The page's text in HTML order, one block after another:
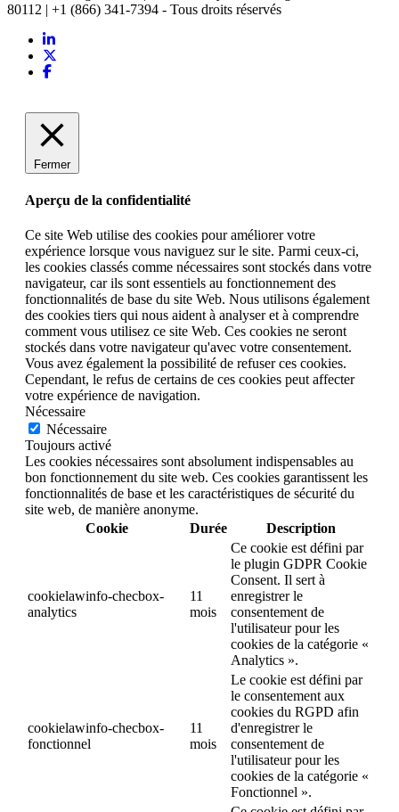
80112 | +1 (866) 341-7394 - Tous droits réservés
Fermer
Aperçu de la confidentialité
Ce site Web utilise des cookies pour améliorer votre
expérience lorsque vous naviguez sur le site. Parmi ceux-ci,
les cookies classés comme nécessaires sont stockés dans votre
navigateur, car ils sont essentiels au fonctionnement des
fonctionnalités de base du site Web. Nous utilisons également
des cookies tiers qui nous aident à analyser et à comprendre
comment vous utilisez ce site Web. Ces cookies ne seront
stockés dans votre navigateur qu'avec votre consentement.
Vous avez également la possibilité de refuser ces cookies.
Cependant, le refus de certains de ces cookies peut affecter
votre expérience de navigation.
Nécessaire
Nécessaire
Toujours activé
Les cookies nécessaires sont absolument indispensables au
bon fonctionnement du site web. Ces cookies garantissent les
fonctionnalités de base et les caractéristiques de sécurité du
site web, de manière anonyme.
Cookie
Durée Description
cookielawinfo-checbox-
analytics
11
mois
Ce cookie est défini par
le plugin GDPR Cookie
Consent. Il sert à
enregistrer le
consentement de
l'utilisateur pour les
cookies de la catégorie «
Analytics ».
cookielawinfo-checbox-
fonctionnel
11
mois
Le cookie est défini par
le consentement aux
cookies du RGPD afin
d'enregistrer le
consentement de
l'utilisateur pour les
cookies de la catégorie «
Fonctionnel ».